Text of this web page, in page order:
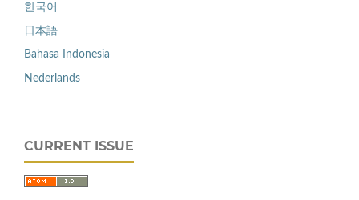
한국어
日本語
Bahasa Indonesia
Nederlands
CURRENT ISSUE